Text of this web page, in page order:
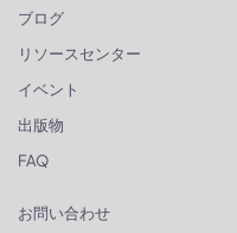
ブログ
リソースセンター
イベント
出版物
FAQ
お問い合わせ